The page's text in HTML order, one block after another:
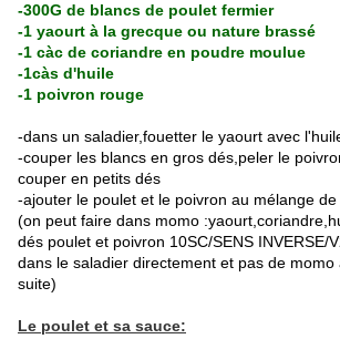
-300G de blancs de poulet fermier
-1 yaourt à la grecque ou nature brassé
-1 càc de coriandre en poudre moulue
-1càs d'huile
-1 poivron rouge
-dans un saladier,fouetter le yaourt avec
-couper les blancs en gros dés,peler le
couper en petits dés
-ajouter le poulet et le poivron au mélange
(on peut faire dans momo
dés poulet et poivron 10SC/SENS INVERSE/
dans le saladier directement et pas de momo
suite)
Le poulet et sa sauce: